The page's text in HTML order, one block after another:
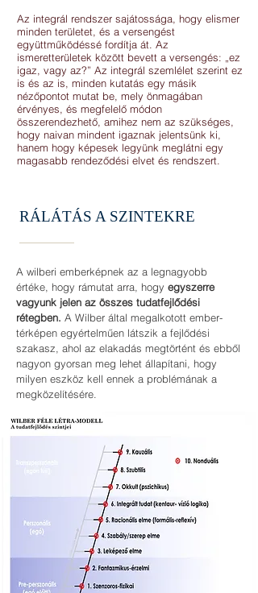
Az integrál rendszer sajátossága, hogy elismer
minden területet, és a versengést
együttműködéssé fordítja át. Az
ismeretterületek között bevett a versengés: „ez
igaz, vagy az?” Az integrál szemlélet szerint ez
is és az is, minden kutatás egy másik
nézőpontot mutat be, mely önmagában
érvényes, és megfelelő módon
összerendezhető, amihez nem az szükséges,
hogy naivan mindent igaznak jelentsünk ki,
hanem hogy képesek legyünk meglátni egy
magasabb rendeződési elvet és rendszert.
RÁLÁTÁS A SZINTEKRE
A wilberi emberképnek az a legnagyobb
értéke, hogy rámutat arra, hogy egyszerre
vagyunk jelen az összes tudatfejlődési
rétegben. A Wilber által megalkotott ember-
térképen egyértelműen látszik a fejlődési
szakasz, ahol az elakadás megtörtént és ebből
nagyon gyorsan meg lehet állapítani, hogy
milyen eszköz kell ennek a problémának a
megközelítésére.